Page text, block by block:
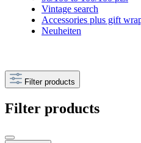
Vintage search
Accessories plus gift
Neuheiten
Filter products
Filter products